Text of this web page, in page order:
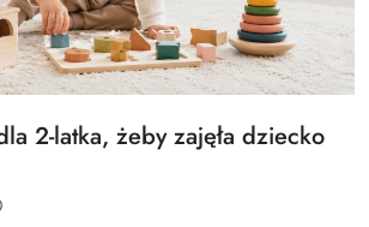
2-latka, żeby zajęła dziecko